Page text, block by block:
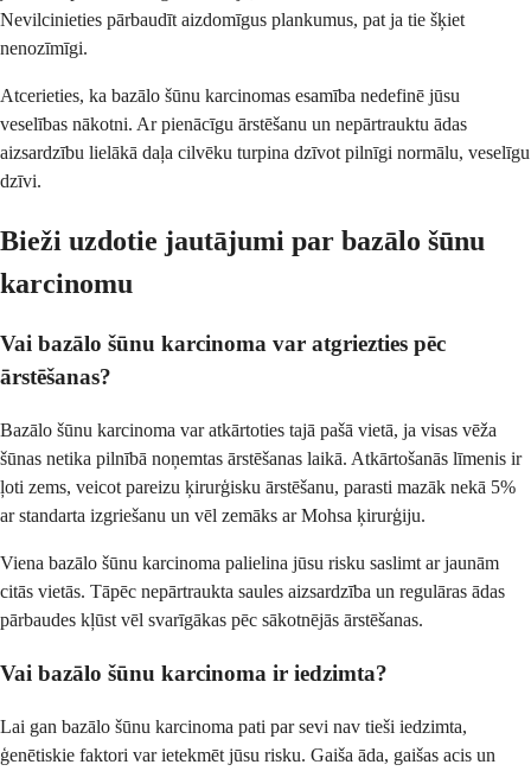
Nevilcinieties pārbaudīt aizdomīgus plankumus, pat ja tie šķiet
nenozīmīgi.
Atcerieties, ka bazālo šūnu karcinomas esamība nedefinē jūsu
veselības nākotni. Ar pienācīgu ārstēšanu un nepārtrauktu ādas
aizsardzību lielākā daļa cilvēku turpina dzīvot pilnīgi normālu, veselīgu
dzīvi.
Bieži uzdotie jautājumi par bazālo šūnu
karcinomu
Vai bazālo šūnu karcinoma var atgriezties pēc
ārstēšanas?
Bazālo šūnu karcinoma var atkārtoties tajā pašā vietā, ja visas vēža
šūnas netika pilnībā noņemtas ārstēšanas laikā. Atkārtošanās līmenis ir
ļoti zems, veicot pareizu ķirurģisku ārstēšanu, parasti mazāk nekā 5%
ar standarta izgriešanu un vēl zemāks ar Mohsa ķirurģiju.
Viena bazālo šūnu karcinoma palielina jūsu risku saslimt ar jaunām
citās vietās. Tāpēc nepārtraukta saules aizsardzība un regulāras ādas
pārbaudes kļūst vēl svarīgākas pēc sākotnējās ārstēšanas.
Vai bazālo šūnu karcinoma ir iedzimta?
Lai gan bazālo šūnu karcinoma pati par sevi nav tieši iedzimta,
ģenētiskie faktori var ietekmēt jūsu risku. Gaiša āda, gaišas acis un